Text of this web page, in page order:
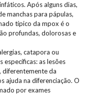
Após alguns dias,
manchas para pápulas,
típico da mpox é o
profundas, dolorosas e
catapora ou
específicas: as lesões
diferentemente da
ajuda na diferenciação. O
por exames